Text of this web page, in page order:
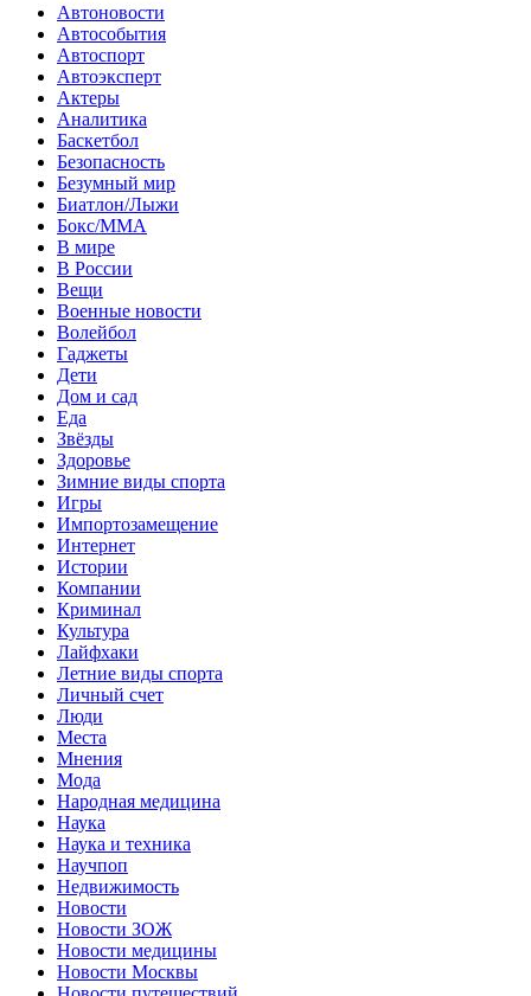
Автоновости
Автособытия
Автоспорт
Автоэксперт
Актеры
Аналитика
Баскетбол
Безопасность
Безумный мир
Биатлон/Лыжи
Бокс/MMA
В мире
В России
Вещи
Военные новости
Волейбол
Гаджеты
Дети
Дом и сад
Еда
Звёзды
Здоровье
Зимние виды спорта
Игры
Импортозамещение
Интернет
Истории
Компании
Криминал
Культура
Лайфхаки
Летние виды спорта
Личный счет
Люди
Места
Мнения
Мода
Народная медицина
Наука
Наука и техника
Научпоп
Недвижимость
Новости
Новости ЗОЖ
Новости медицины
Новости Москвы